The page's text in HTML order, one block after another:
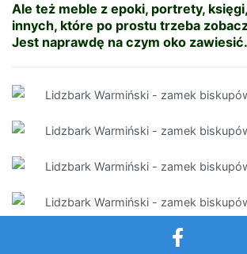
Ale też meble z epoki, portrety,
innych, które po prostu trzeba
Jest naprawdę na czym oko zawiesić.